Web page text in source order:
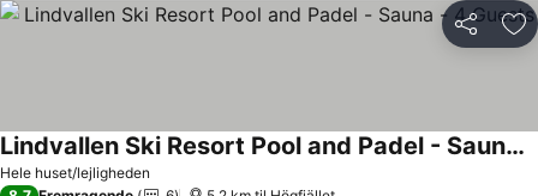
Del
Hele huset/lejligheden
Lindvallen Ski Resort Pool and Padel - Sauna - 4 Guests